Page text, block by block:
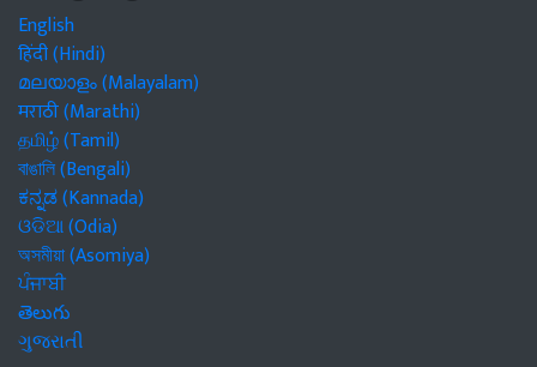
English
हिंदी (Hindi)
മലയാളം (Malayalam)
मराठी (Marathi)
தமிழ் (Tamil)
বাঙালি (Bengali)
ಕನ್ನಡ (Kannada)
ଓଡିଆ (Odia)
অসমীয়া (Asomiya)
ਪੰਜਾਬੀ
తెలుగు
ગુજરાતી